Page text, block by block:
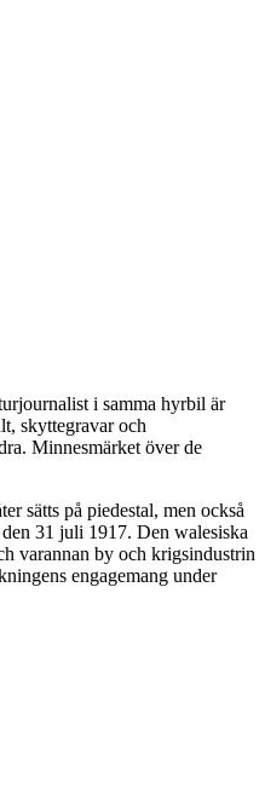
i samma hyrbil är
skyttegravar och
Minnesmärket över de
sätts på piedestal, men också
31 juli 1917. Den walesiska
varannan by och krigsindustrin
engagemang under